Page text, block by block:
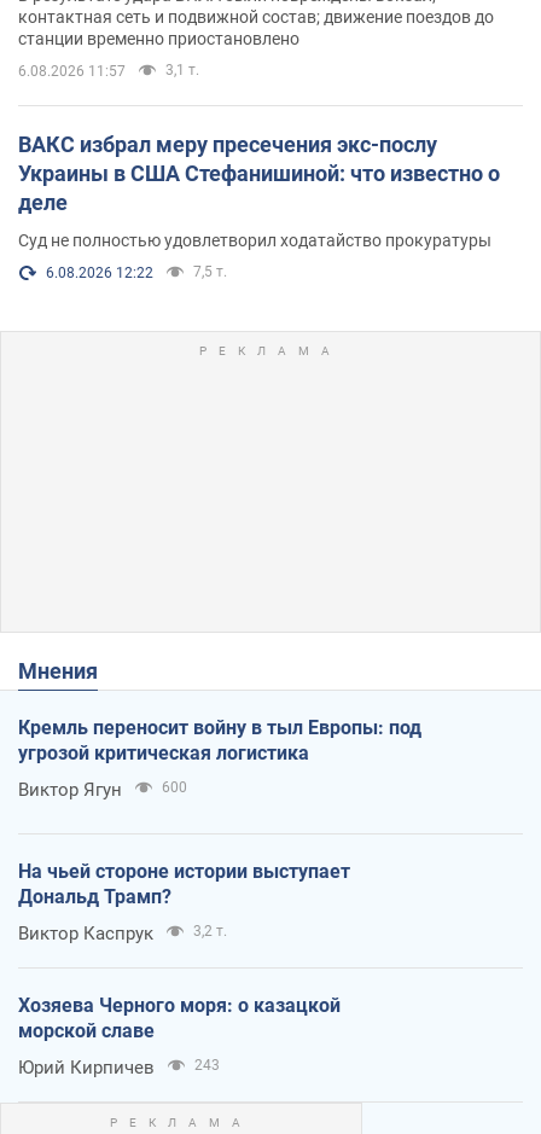
контактная сеть и подвижной состав; движение поездов до
станции временно приостановлено
6.08.2026 11:57 3,1 т.
ВАКС избрал меру пресечения экс-послу
Украины в США Стефанишиной: что известно о
деле
Суд не полностью удовлетворил ходатайство прокуратуры
6.08.2026 12:22 7,5 т.
Мнения
Кремль переносит войну в тыл Европы: под
угрозой критическая логистика
Виктор Ягун 600
На чьей стороне истории выступает
Дональд Трамп?
Виктор Каспрук 3,2 т.
Хозяева Черного моря: о казацкой
морской славе
Юрий Кирпичев 243